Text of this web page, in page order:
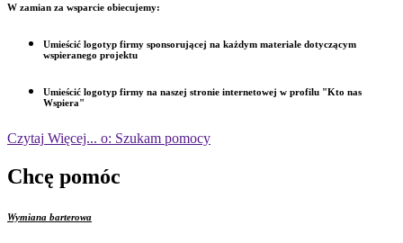
W zamian za wsparcie obiecujemy:
Umieścić logotyp firmy sponsorującej na każdym materiale dotyczącym
wspieranego projektu
Umieścić logotyp firmy na naszej stronie internetowej w profilu "Kto nas
Wspiera"
Czytaj Więcej... o: Szukam pomocy
Chcę pomóc
Wymiana barterowa